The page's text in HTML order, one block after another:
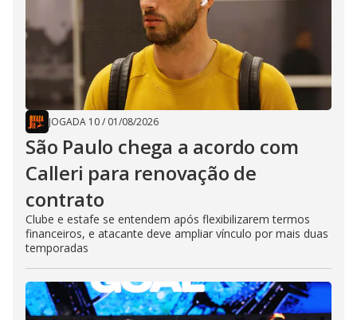
JOGADA 10/ 01/08/2026
São Paulo chega a acordo com
Calleri para renovação de
contrato
Clube e estafe se entendem após flexibilizarem termos
financeiros, e atacante deve ampliar vínculo por mais duas
temporadas